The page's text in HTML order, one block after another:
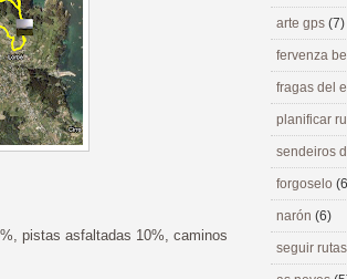
pistas asfaltadas 10%, caminos
arte gps (7)
fervenza
fragas del
planificar
sendeiros
forgoselo
narón (6)
seguir